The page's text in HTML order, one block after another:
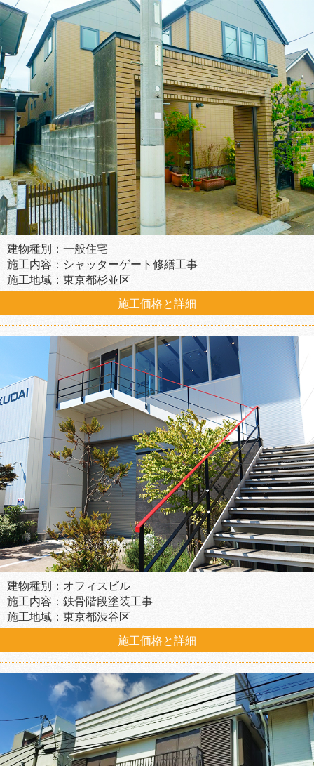
建物種別：一般住宅
施工内容：シャッターゲート修繕工事
施工地域：東京都杉並区
施工価格と詳細
建物種別：オフィスビル
施工内容：鉄骨階段塗装工事
施工地域：東京都渋谷区
施工価格と詳細